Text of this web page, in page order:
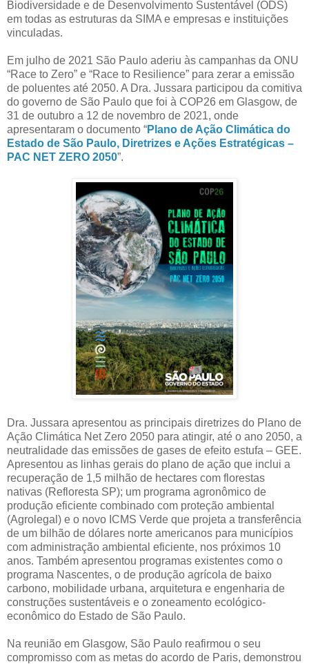
Biodiversidade e de Desenvolvimento Sustentável (ODS)
em todas as estruturas da SIMA e empresas e instituições
vinculadas.
Em julho de 2021 São Paulo aderiu às campanhas da ONU
“Race to Zero” e “Race to Resilience” para zerar a emissão
de poluentes até 2050. A Dra. Jussara participou da comitiva
do governo de São Paulo que foi à COP26 em Glasgow, de
31 de outubro a 12 de novembro de 2021, onde
apresentaram o documento “Plano de Ação Climática do
Estado de São Paulo, Diretrizes e Ações Estratégicas –
PAC NET ZERO 2050”.
Dra. Jussara apresentou as principais diretrizes do Plano de
Ação Climática Net Zero 2050 para atingir, até o ano 2050, a
neutralidade das emissões de gases de efeito estufa – GEE.
Apresentou as linhas gerais do plano de ação que inclui a
recuperação de 1,5 milhão de hectares com florestas
nativas (Refloresta SP); um programa agronômico de
produção eficiente combinado com proteção ambiental
(Agrolegal) e o novo ICMS Verde que projeta a transferência
de um bilhão de dólares norte americanos para municípios
com administração ambiental eficiente, nos próximos 10
anos. Também apresentou programas existentes como o
programa Nascentes, o de produção agrícola de baixo
carbono, mobilidade urbana, arquitetura e engenharia de
construções sustentáveis e o zoneamento ecológico-
econômico do Estado de São Paulo.
Na reunião em Glasgow, São Paulo reafirmou o seu
compromisso com as metas do acordo de Paris, demonstrou